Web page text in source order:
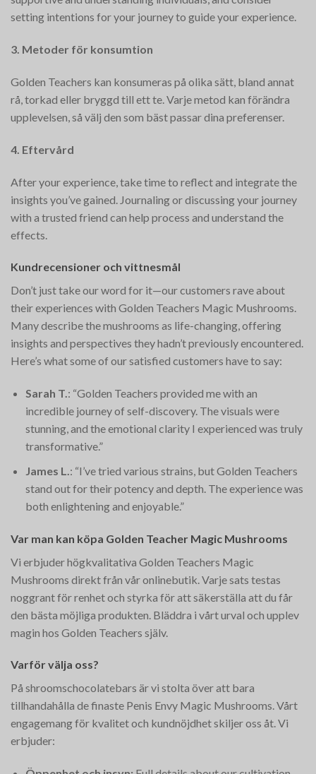
setting intentions for your journey to guide your experience.
3. Metoder för konsumtion
Golden Teachers kan konsumeras på olika sätt, bland annat
rå, torkad eller bryggd till ett te. Varje metod kan förändra
upplevelsen, så välj den som bäst passar dina preferenser.
4. Eftervård
After your experience, take time to reflect and integrate the
insights you’ve gained. Journaling or discussing your journey
with a trusted friend can help process and understand the
effects.
Kundrecensioner och vittnesmål
Don’t just take our word for it—our customers rave about
their experiences with Golden Teachers Magic Mushrooms.
Many describe the mushrooms as life-changing, offering
insights and perspectives they hadn’t previously encountered.
Here’s what some of our satisfied customers have to say:
Sarah T.: “Golden Teachers provided me with an
incredible journey of self-discovery. The visuals were
stunning, and the emotional clarity I experienced was truly
transformative.”
James L.: “I’ve tried various strains, but Golden Teachers
stand out for their potency and depth. The experience was
both enlightening and enjoyable.”
Var man kan köpa Golden Teacher Magic Mushrooms
Vi erbjuder högkvalitativa Golden Teachers Magic
Mushrooms direkt från vår onlinebutik. Varje sats testas
noggrant för renhet och styrka för att säkerställa att du får
den bästa möjliga produkten. Bläddra i vårt urval och upplev
magin hos Golden Teachers själv.
Varför välja oss?
På shroomschocolatebars är vi stolta över att bara
tillhandahålla de finaste Penis Envy Magic Mushrooms. Vårt
engagemang för kvalitet och kundnöjdhet skiljer oss åt. Vi
erbjuder: